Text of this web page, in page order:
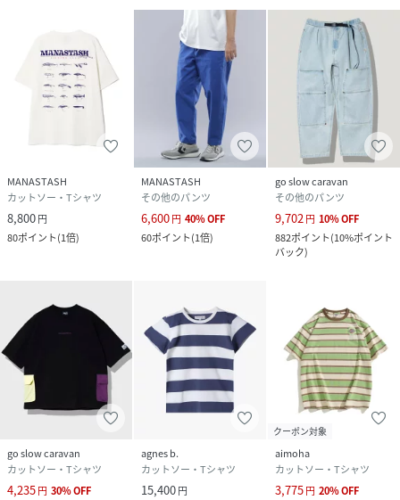
MANASTASH
カットソー・Tシャツ
8,800円
80ポイント(1倍)
MANASTASH
その他のパンツ
6,600円 40%OFF
60ポイント(1倍)
go slow caravan
その他のパンツ
9,702円 10%OFF
882ポイント(10%ポイント
バック)
go slow caravan
カットソー・Tシャツ
4,235円 30%OFF
agnes b.
カットソー・Tシャツ
15,400円
クーポン対象
aimoha
カットソー・Tシャツ
3,775円 20%OFF